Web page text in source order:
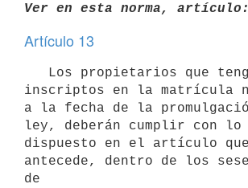
Ver en esta norma, artículo:
Artículo 13
inscriptos en la matrícula
a la fecha de la
ley, deberán cumplir con lo
dispuesto en el artículo que
antecede, dentro de los
de